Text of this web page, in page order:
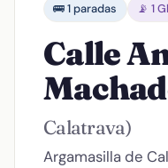
🚌 1 paradas
📡 1
Calle
Calatrava)
Argamasilla de